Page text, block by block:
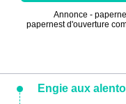
Annonce -
papernest d'ouverture
Engie aux